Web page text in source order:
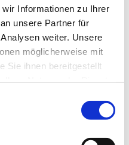
Informationen zu Ihrer
unsere Partner für
weiter. Unsere
möglicherweise mit
Sie ihnen bereitgestellt
Sie auch